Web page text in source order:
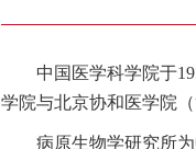
中国医学科学院于
学院与北京协和医学院
病原生物学研究所为